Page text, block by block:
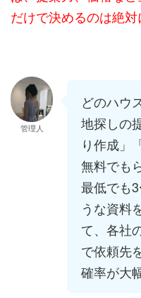
だけで決めるのは絶対
管理人
どのハウ
地探しの
り作成」
無料でも
最低でも
うな資料
て、各社
で依頼先
確率が大